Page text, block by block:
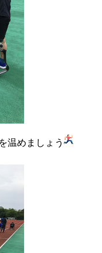
温めましょう